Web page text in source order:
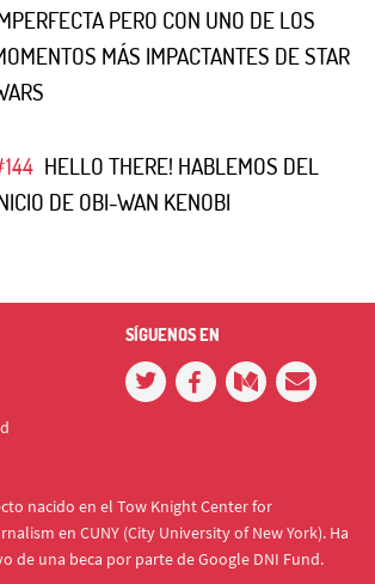
PERO CON UNO DE LOS
MÁS IMPACTANTES DE STAR
HELLO THERE! HABLEMOS DEL
DE OBI-WAN KENOBI
SÍGUENOS EN
nacido en el Tow Knight Center for
en CUNY (City University of New York). Ha
de una beca por parte de Google DNI Fund.